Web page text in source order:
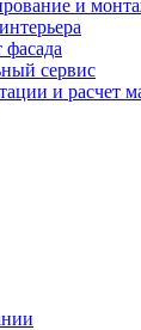
и
сервис
и расчет